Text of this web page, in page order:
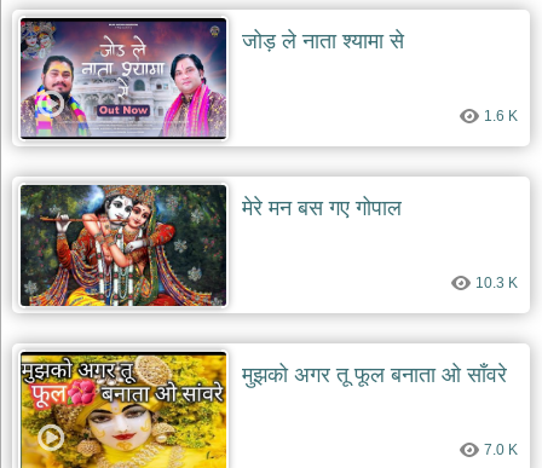
देश
भक्ति
भजन
patriotic
bhajans
खाटू
श्याम
भजन
khatu
shaym
bhajans
रानी
सती
दादी
भजन
rani
sati
dadi
bhajans
जोड़ ले नाता श्यामा से
1.6 K
मेरे मन बस गए गोपाल
10.3 K
मुझको अगर तू फूल बनाता ओ साँवरे
7.0 K